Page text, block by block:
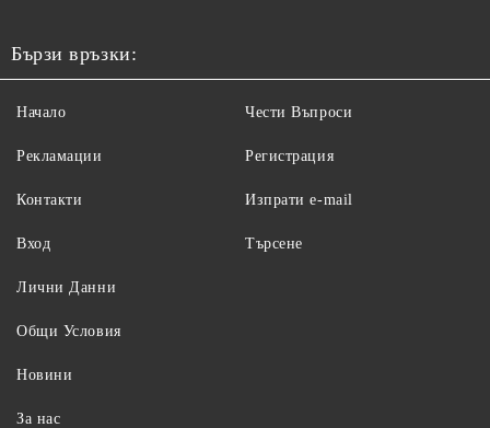
Бързи връзки:
Начало
Рекламации
Контакти
Вход
Чести Въпроси
Регистрация
Изпрати e-mail
Търсене
Лични Данни
Общи Условия
Новини
За нас